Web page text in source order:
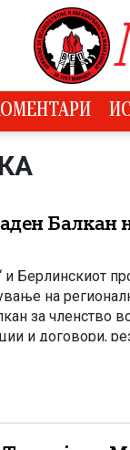
Балкан
Берлинскиот
на
за членство
и договори,